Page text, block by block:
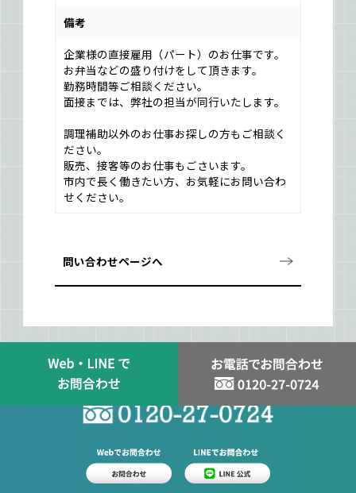
備考
企業様の直接雇用（パート）のお仕事です。
お弁当などの盛り付けをして頂きます。
勤務時間等ご相談ください。
面接までは、弊社の担当が同行いたします。
調理補助以外のお仕事お探しの方もご相談く
ださい。
販売、接客等のお仕事もごさいます。
市内で長く働きたい方、お気軽にお問い合わ
せください。
問い合わせページへ
スタッフ登録はお問い合わせから